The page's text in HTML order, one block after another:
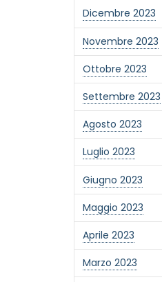
Dicembre 2023
Novembre 2023
Ottobre 2023
Settembre 2023
Agosto 2023
Luglio 2023
Giugno 2023
Maggio 2023
Aprile 2023
Marzo 2023
alla newsletter